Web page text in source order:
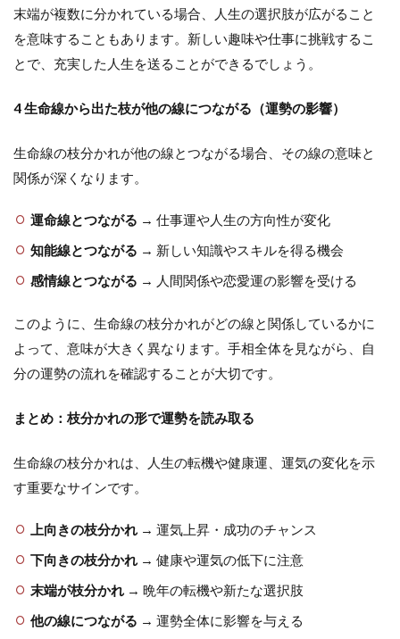
末端が複数に分かれている場合、人生の選択肢が広がること
を意味することもあります。新しい趣味や仕事に挑戦するこ
とで、充実した人生を送ることができるでしょう。
4 生命線から出た枝が他の線につながる（運勢の影響）
生命線の枝分かれが他の線とつながる場合、その線の意味と
関係が深くなります。
運命線とつながる → 仕事運や人生の方向性が変化
知能線とつながる → 新しい知識やスキルを得る機会
感情線とつながる → 人間関係や恋愛運の影響を受ける
このように、生命線の枝分かれがどの線と関係しているかに
よって、意味が大きく異なります。手相全体を見ながら、自
分の運勢の流れを確認することが大切です。
まとめ：枝分かれの形で運勢を読み取る
生命線の枝分かれは、人生の転機や健康運、運気の変化を示
す重要なサインです。
上向きの枝分かれ→ 運気上昇・成功のチャンス
下向きの枝分かれ→ 健康や運気の低下に注意
末端が枝分かれ→ 晩年の転機や新たな選択肢
他の線につながる → 運勢全体に影響を与える